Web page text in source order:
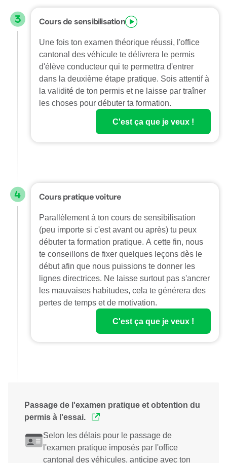
Cours de sensibilisation
Une fois ton examen théorique réussi, l'office
cantonal des véhicule te délivrera le permis
d'élève conducteur qui te permettra d'entrer
dans la deuxième étape pratique. Sois attentif à
la validité de ton permis et ne laisse par traîner
les choses pour débuter ta formation.
C'est ça que je veux !
Cours pratique voiture
Parallèlement à ton cours de sensibilisation
(peu importe si c'est avant ou après) tu peux
débuter ta formation pratique. A cette fin, nous
te conseillons de fixer quelques leçons dès le
début afin que nous puissions te donner les
lignes directrices. Ne laisse surtout pas s'ancrer
les mauvaises habitudes, cela te générera des
pertes de temps et de motivation.
C'est ça que je veux !
Passage de l'examen pratique et obtention du
permis à l'essai.
Selon les délais pour le passage de
l'examen pratique imposés par l'office
cantonal des véhicules, anticipe avec ton